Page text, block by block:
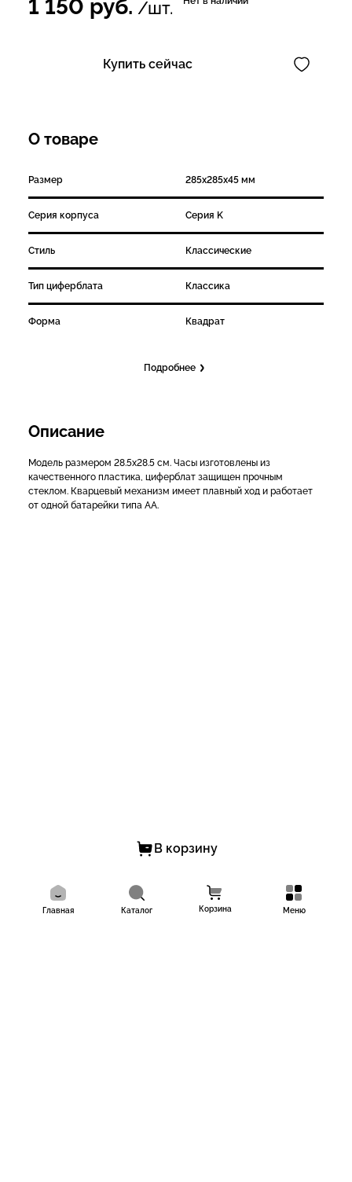
1 150 руб. /шт.
Купить сейчас
О товаре
Размер 285х285х45 мм
Серия корпуса Серия K
Стиль Классические
Тип циферблата Классика
Форма Квадрат
Подробнее
Описание
Модель размером 28.5х28.5 см. Часы изготовлены из
качественного пластика, циферблат защищен прочным
стеклом. Кварцевый механизм имеет плавный ход и работает
от одной батарейки типа АА.
В корзину
Главная Каталог Корзина Меню